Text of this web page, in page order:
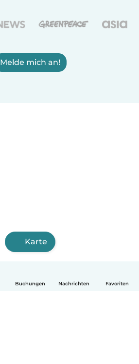
Buchungen Nachrichten Favoriten
Melde mich an!
Karte